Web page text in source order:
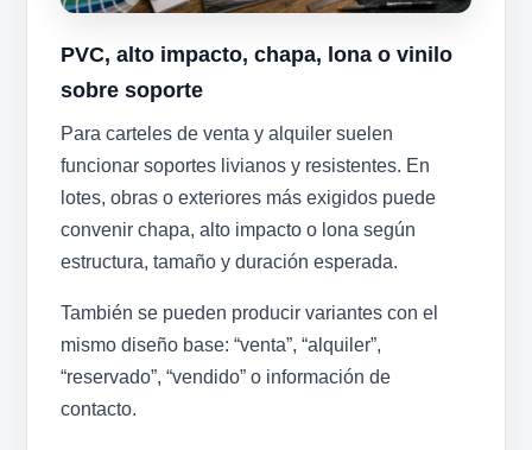
PVC, alto impacto, chapa, lona o vinilo
sobre soporte
Para carteles de venta y alquiler suelen
funcionar soportes livianos y resistentes. En
lotes, obras o exteriores más exigidos puede
convenir chapa, alto impacto o lona según
estructura, tamaño y duración esperada.
También se pueden producir variantes con el
mismo diseño base: “venta”, “alquiler”,
“reservado”, “vendido” o información de
contacto.